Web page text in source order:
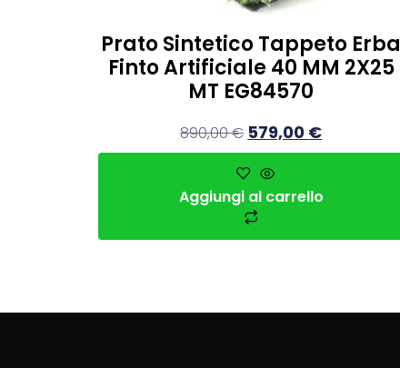
Prato Sintetico Tappeto Erba
Finto Artificiale 40 MM 2X25
MT EG84570
890,00€ 579,00 €
Aggiungi al carrello